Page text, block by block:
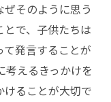
そのように思う
で、子供たちは
発言することが
考えるきっかけを
ることが大切で